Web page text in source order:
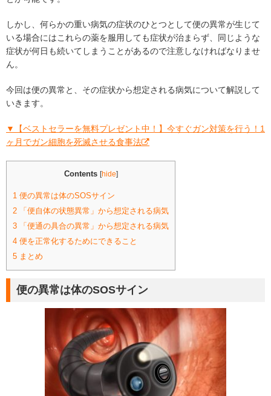
しかし、何らかの重い病気の症状のひとつとして便の異常が生じて
いる場合にはこれらの薬を服用しても症状が治まらず、同じような
症状が何日も続いてしまうことがあるので注意しなければなりませ
ん。
今回は便の異常と、その症状から想定される病気について解説して
いきます。
▼【ベストセラーを無料プレゼント中！】今すぐガン対策を行う！1
ヶ月でガン細胞を死滅させる食事法
Contents [hide]
1 便の異常は体のSOSサイン
2 「便自体の状態異常」から想定される病気
3 「便通の具合の異常」から想定される病気
4 便を正常化するためにできること
5 まとめ
便の異常は体のSOSサイン